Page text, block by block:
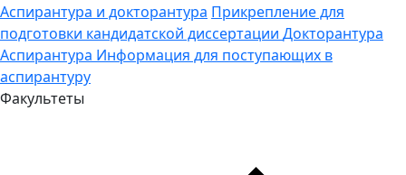
Аспирантура и докторантура Прикрепление для
подготовки кандидатской диссертации Докторантура
Аспирантура Информация для поступающих в
аспирантуру
Факультеты